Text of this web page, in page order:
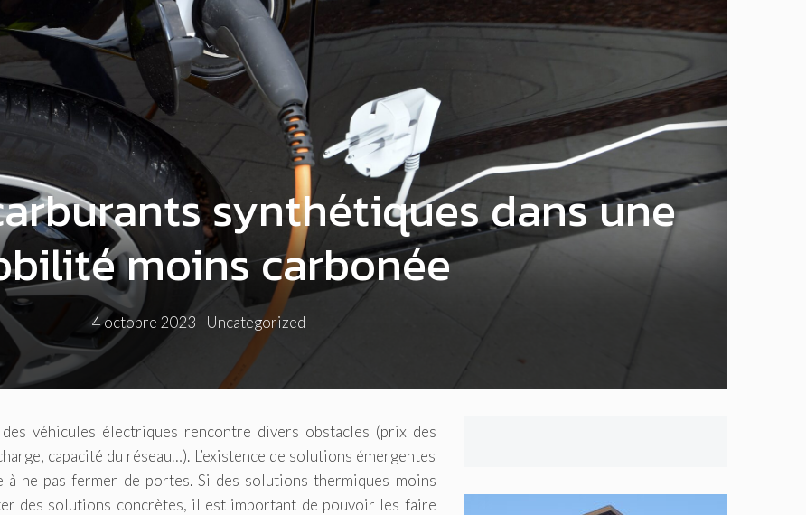
synthétiques dans une
moins carbonée
4 octobre 2023 | Uncategorized
véhicules électriques rencontre divers obstacles (prix des
capacité du réseau…). L’existence de solutions émergentes
à ne pas fermer de portes. Si des solutions thermiques moins
des solutions concrètes, il est important de pouvoir les faire